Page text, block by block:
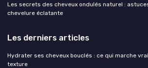
Les secrets des cheveux ondulés naturel :
chevelure éclatante
Les derniers articles
Hydrater ses cheveux bouclés : ce qui marche
texture